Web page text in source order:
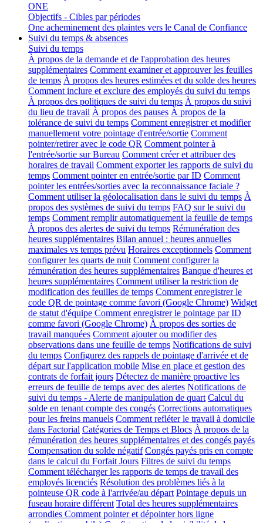
ONE
Objectifs - Cibles par périodes
One acheminement des plaintes vers le Canal de Confiance
Suivi du temps & absences
Suivi du temps
À propos de la demande et de l'approbation des heures
supplémentaires Comment examiner et approuver les feuilles
de temps À propos des heures estimées et du solde des heures
Comment inclure et exclure des employés du suivi du temps
À propos des politiques de suivi du temps À propos du suivi
du lieu de travail À propos des pauses À propos de la
tolérance de suivi du temps Comment enregistrer et modifier
manuellement votre pointage d'entrée/sortie Comment
pointer/retirer avec le code QR Comment pointer à
l'entrée/sortie sur Bureau Comment créer et attribuer des
horaires de travail Comment exporter les rapports de suivi du
temps Comment pointer en entrée/sortie par ID Comment
pointer les entrées/sorties avec la reconnaissance faciale ?
Comment utiliser la géolocalisation dans le suivi du temps À
propos des systèmes de suivi du temps FAQ sur le suivi du
temps Comment remplir automatiquement la feuille de temps
À propos des alertes de suivi du temps Rémunération des
heures supplémentaires Bilan annuel : heures annuelles
maximales vs temps prévu Horaires exceptionnels Comment
configurer les quarts de nuit Comment configurer la
rémunération des heures supplémentaires Banque d'heures et
heures supplémentaires Comment utiliser la restriction de
modification des feuilles de temps Comment enregistrer le
code QR de pointage comme favori (Google Chrome) Widget
de statut d'équipe Comment enregistrer le pointage par ID
comme favori (Google Chrome) À propos des sorties de
travail manquées Comment ajouter ou modifier des
observations dans une feuille de temps Notifications de suivi
du temps Configurez des rappels de pointage d'arrivée et de
départ sur l'application mobile Mise en place et gestion des
contrats de forfait jours Détectez de manière proactive les
erreurs de feuille de temps avec des alertes Notifications de
suivi du temps - Alerte de manipulation de quart Calcul du
solde en tenant compte des congés Corrections automatiques
pour les freins manuels Comment refléter le travail à domicile
dans Factorial Catégories de Temps et Blocs À propos de la
rémunération des heures supplémentaires et des congés payés
Compensation du solde négatif Congés payés pris en compte
dans le calcul du Forfait Jours Filtres de suivi du temps
Comment télécharger les rapports de temps de travail des
employés licenciés Résolution des problèmes liés à la
pointeuse QR code à l'arrivée/au départ Pointage depuis un
fuseau horaire différent Total des heures supplémentaires
arrondies Comment pointer et dépointer hors ligne